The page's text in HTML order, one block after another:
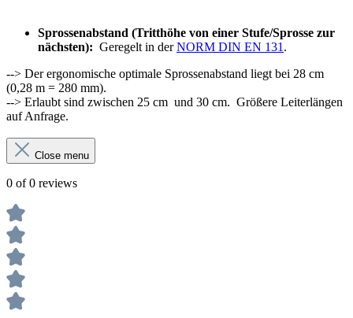
Sprossenabstand (Tritthöhe von einer Stufe/Sprosse zur
nächsten): Geregelt in derNORM DIN EN 131 .
--> Der ergonomische optimale Sprossenabstand liegt bei 28 cm
(0,28 m = 280 mm).
--> Erlaubt sind zwischen 25 cm und 30 cm. Größere Leiterlängen
auf Anfrage.
Close menu
0 of 0 reviews